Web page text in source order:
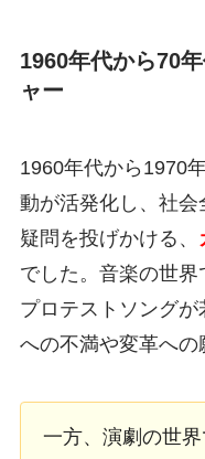
1960年代から70
ャー
1960年代から1970
動が活発化し、社
疑問を投げかける、
でした。音楽の世
プロテストソング
への不満や変革への
一方、演劇の世